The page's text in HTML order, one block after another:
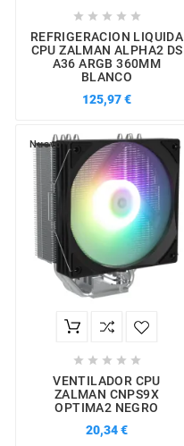
    
REFRIGERACION LIQUIDA
CPU ZALMAN ALPHA2 DS
A36 ARGB 360MM
BLANCO
125,97 €
Nuevo
    
VENTILADOR CPU
ZALMAN CNPS9X
OPTIMA2 NEGRO
20,34 €